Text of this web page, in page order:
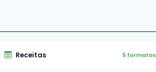
Receitas 5 formatos